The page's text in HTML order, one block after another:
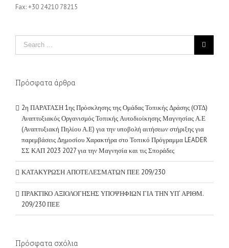
Fax: +30 24210 78215
Πρόσφατα άρθρα
2η ΠΑΡΑΤΑΣΗ 1ης Πρόσκλησης της Ομάδας Τοπικής Δράσης (ΟΤΔ)
Αναπτυξιακός Οργανισμός Τοπικής Αυτοδιοίκησης Μαγνησίας Α.Ε
(Αναπτυξιακή Πηλίου Α.Ε) για την υποβολή αιτήσεων στήριξης για
παρεμβάσεις Δημοσίου Χαρακτήρα στο Τοπικό Πρόγραμμα LEADER
ΣΣ ΚΑΠ 2023 2027 για την Μαγνησία και τις Σποράδες
ΚΑΤΑΚΥΡΩΣΗ ΑΠΟΤΕΛΕΣΜΑΤΩΝ ΠΕΕ 209/230
ΠΡΑΚΤΙΚΟ ΑΞΙΟΛΟΓΗΣΗΣ ΥΠΟΨΗΦΙΩΝ ΓΙΑ ΤΗΝ ΥΠ’ ΑΡΙΘΜ.
209/230 ΠΕΕ
Πρόσφατα σχόλια